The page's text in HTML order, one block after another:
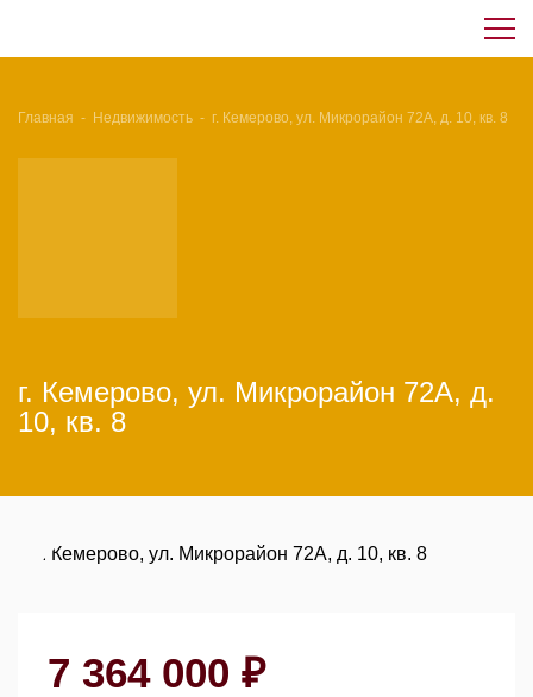
Главная - Недвижимость - г. Кемерово, ул. Микрорайон 72А, д. 10, кв. 8
г. Кемерово, ул. Микрорайон 72А, д.
10, кв. 8
7 364 000 ₽